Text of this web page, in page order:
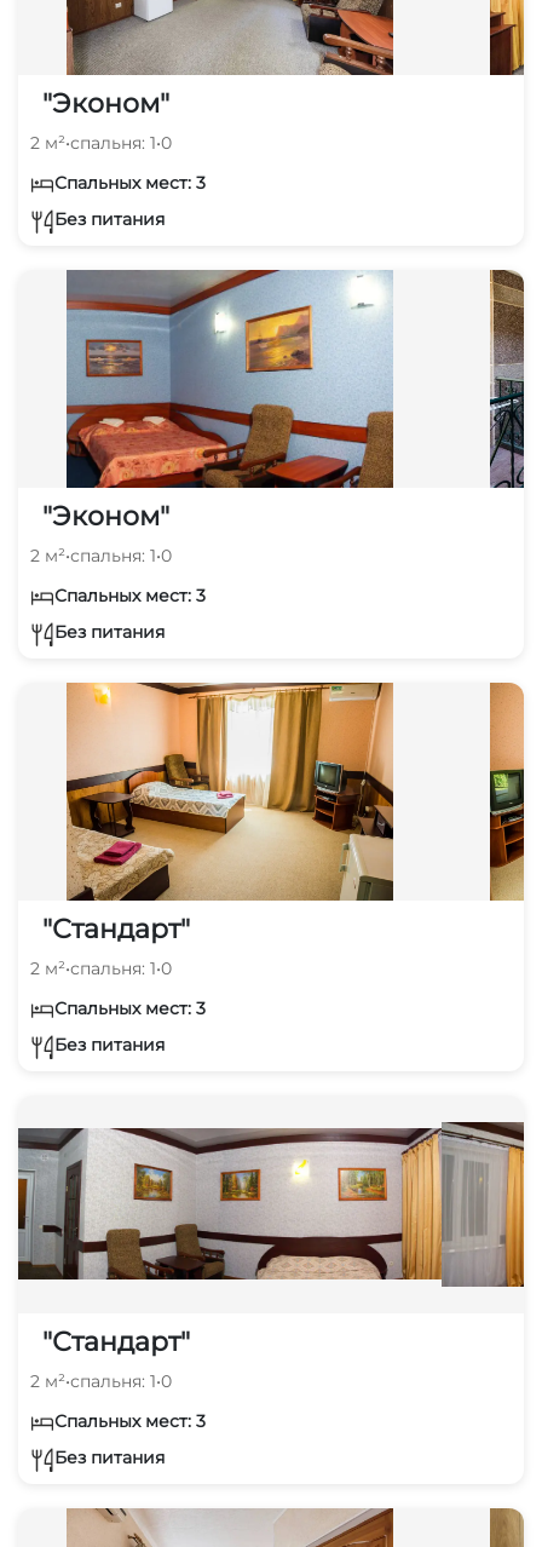
"Эконом"
2 м²•спальня: 1•0
Спальных мест: 3
Без питания
"Эконом"
2 м²•спальня: 1•0
Спальных мест: 3
Без питания
"Стандарт"
2 м²•спальня: 1•0
Спальных мест: 3
Без питания
"Стандарт"
2 м²•спальня: 1•0
Спальных мест: 3
Без питания